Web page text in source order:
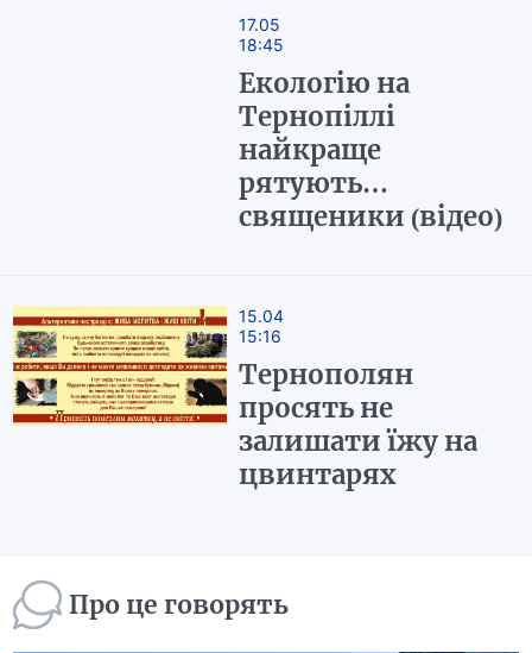
17.05
18:45
Екологію на
Тернопіллі
найкраще
рятують…
священики (відео)
15.04
15:16
Тернополян
просять не
залишати їжу на
цвинтарях
Про це говорять